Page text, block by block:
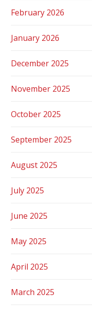
February 2026
January 2026
December 2025
November 2025
October 2025
September 2025
August 2025
July 2025
June 2025
May 2025
April 2025
March 2025